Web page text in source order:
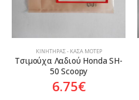
ΚΙΝΗΤΉΡΑΣ - ΚΆΣΑ ΜΟΤΈΡ
Τσιμούχα Λαδιού Honda SH-
50 Scoopy
6.75€